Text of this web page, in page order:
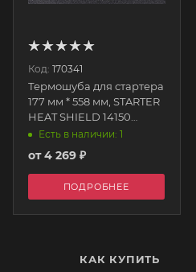
Код: 170341
Термошуба для стартера
177 мм * 558 мм, STARTER
HEAT SHIELD 14150
THERMO-TEC
Есть в наличии: 1
от4 269 ₽
ПОДРОБНЕЕ
КАК КУПИТЬ